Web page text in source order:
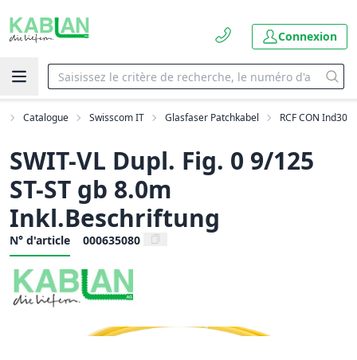
Connexion
Catalogue Swisscom IT Glasfaser Patchkabel RCF CON Ind30
SWIT-VL Dupl. Fig. 0 9/125
ST-ST gb 8.0m
Inkl.Beschriftung
N° d'article 000635080